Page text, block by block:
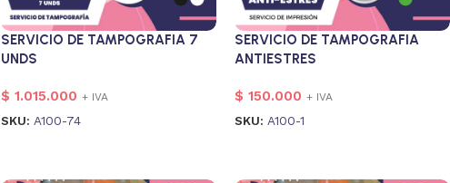
SERVICIO DE TAMPOGRAFIA 7
UNDS
$ 1.015.000 + IVA
SKU: A100-74
SERVICIO DE TAMPOGRAFIA
ANTIESTRES
$ 150.000 + IVA
SKU: A100-1